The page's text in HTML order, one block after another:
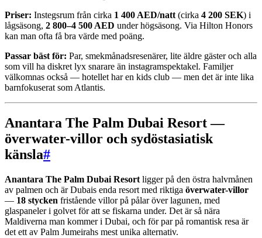
Priser: Instegsrum från cirka 1 400 AED/natt (cirka 4 200 SEK) i
lågsäsong, 2 800–4 500 AED under högsäsong. Via Hilton Honors
kan man ofta få bra värde med poäng.
Passar bäst för: Par, smekmånadsresenärer, lite äldre gäster och alla
som vill ha diskret lyx snarare än instagramspektakel. Familjer
välkomnas också — hotellet har en kids club — men det är inte lika
barnfokuserat som Atlantis.
Anantara The Palm Dubai Resort —
överwater-villor och sydöstasiatisk
känsla#
Anantara The Palm Dubai Resort ligger på den östra halvmånen
av palmen och är Dubais enda resort med riktiga överwater-villor
— 18 stycken fristående villor på pålar över lagunen, med
glaspaneler i golvet för att se fiskarna under. Det är så nära
Maldiverna man kommer i Dubai, och för par på romantisk resa är
det ett av Palm Jumeirahs mest unika alternativ.